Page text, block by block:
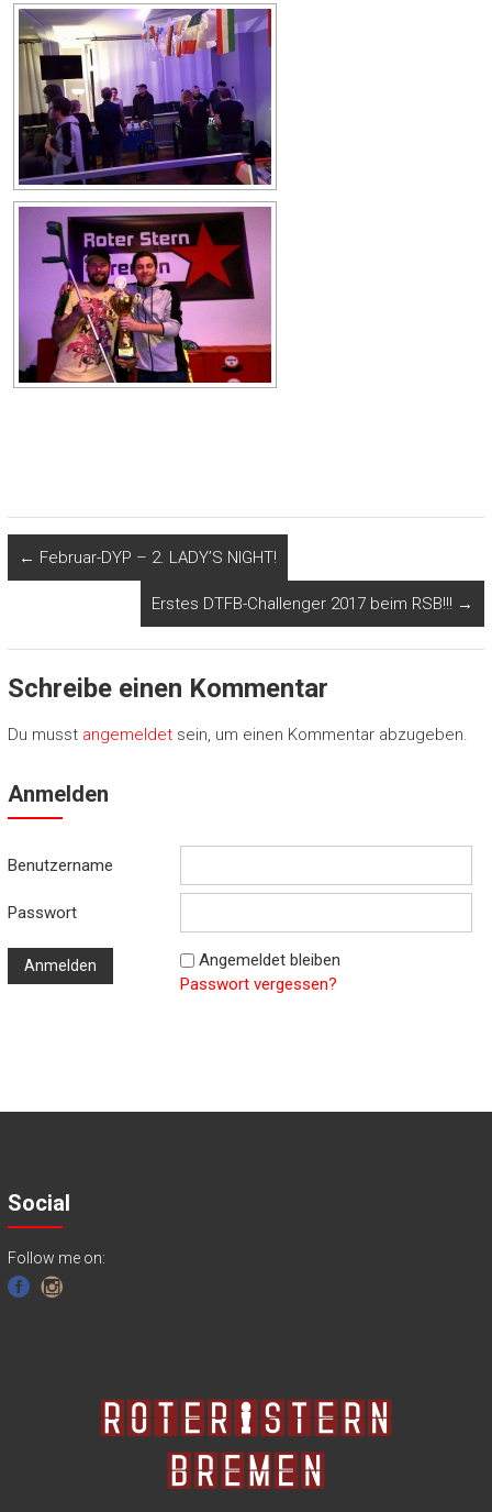
← Februar-DYP – 2. LADY’S NIGHT!
Erstes DTFB-Challenger 2017 beim RSB!!! →
Schreibe einen Kommentar
Du musst angemeldetsein, um einen Kommentar abzugeben.
Anmelden
Benutzername
Passwort
Angemeldet bleiben
Passwort vergessen?
Social
Follow me on: